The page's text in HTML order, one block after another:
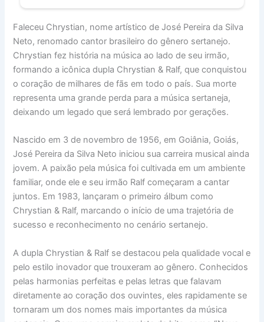
Faleceu Chrystian, nome artístico de José Pereira da Silva
Neto, renomado cantor brasileiro do gênero sertanejo.
Chrystian fez história na música ao lado de seu irmão,
formando a icônica dupla Chrystian & Ralf, que conquistou
o coração de milhares de fãs em todo o país. Sua morte
representa uma grande perda para a música sertaneja,
deixando um legado que será lembrado por gerações.
Nascido em 3 de novembro de 1956, em Goiânia, Goiás,
José Pereira da Silva Neto iniciou sua carreira musical ainda
jovem. A paixão pela música foi cultivada em um ambiente
familiar, onde ele e seu irmão Ralf começaram a cantar
juntos. Em 1983, lançaram o primeiro álbum como
Chrystian & Ralf, marcando o início de uma trajetória de
sucesso e reconhecimento no cenário sertanejo.
A dupla Chrystian & Ralf se destacou pela qualidade vocal e
pelo estilo inovador que trouxeram ao gênero. Conhecidos
pelas harmonias perfeitas e pelas letras que falavam
diretamente ao coração dos ouvintes, eles rapidamente se
tornaram um dos nomes mais importantes da música